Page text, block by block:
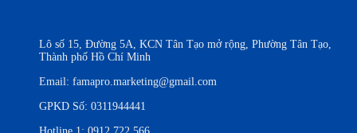
Lô số 15, Đường 5A, KCN Tân Tạo mở rộng, Phường Tân Tạo,
Thành phố Hồ Chí Minh
Email: famapro.marketing@gmail.com
GPKD Số: 0311944441